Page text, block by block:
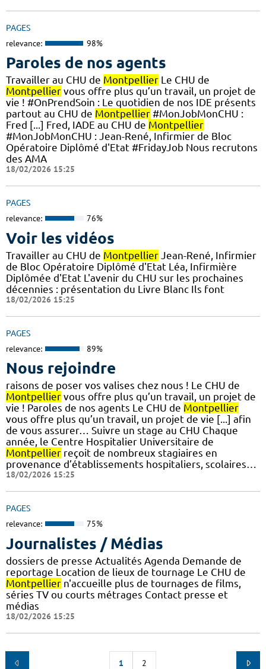
PAGES
relevance: 98%
Paroles de nos agents
Travailler au CHU de Montpellier Le CHU de
Montpellier vous offre plus qu’un travail, un projet de
vie ! #OnPrendSoin : Le quotidien de nos IDE présents
partout au CHU de Montpellier #MonJobMonCHU :
Fred [...] Fred, IADE au CHU de Montpellier
#MonJobMonCHU : Jean-René, Infirmier de Bloc
Opératoire Diplômé d'Etat #FridayJob Nous recrutons
des AMA
18/02/2026 15:25
PAGES
relevance: 76%
Voir les vidéos
Travailler au CHU de Montpellier Jean-René, Infirmier
de Bloc Opératoire Diplômé d'Etat Léa, Infirmière
Diplômée d'Etat L'avenir du CHU sur les prochaines
décennies : présentation du Livre Blanc Ils font
18/02/2026 15:25
PAGES
relevance: 89%
Nous rejoindre
raisons de poser vos valises chez nous ! Le CHU de
Montpellier vous offre plus qu’un travail, un projet de
vie ! Paroles de nos agents Le CHU de Montpellier
vous offre plus qu’un travail, un projet de vie [...] afin
de vous assurer… Suivre un stage au CHU Chaque
année, le Centre Hospitalier Universitaire de
Montpellier reçoit de nombreux stagiaires en
provenance d’établissements hospitaliers, scolaires…
18/02/2026 15:25
PAGES
relevance: 75%
Journalistes / Médias
dossiers de presse Actualités Agenda Demande de
reportage Location de lieux de tournage Le CHU de
Montpellier n'accueille plus de tournages de films,
séries TV ou courts métrages Contact presse et
médias
18/02/2026 15:25
1 2